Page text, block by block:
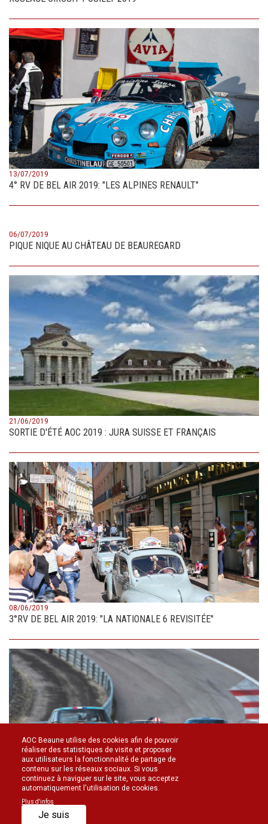
13/07/2019
4° RV DE BEL AIR 2019: "LES ALPINES RENAULT"
06/07/2019
PIQUE NIQUE AU CHÂTEAU DE BEAUREGARD
21/06/2019
SORTIE D'ÉTÉ AOC 2019 : JURA SUISSE ET FRANÇAIS
08/06/2019
3°RV DE BEL AIR 2019: "LA NATIONALE 6 REVISITÉE"
GRAND PRIX DE L'AGE D'OR 2019 DIJON
AOC Beaune utilise des cookies afin de pouvoir
réaliser des statistiques de visite et proposer
aux utilisateurs la fonctionnalité de partage de
contenu sur les réseaux sociaux. Si vous
continuez à naviguer sur le site, vous acceptez
automatiquement l'utilisation de cookies.
Plus d'infos
Je suis